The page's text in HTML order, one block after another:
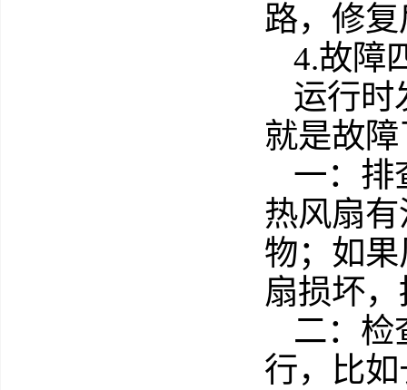
路，修
4.故障
运行时
就是故
一：排
热风扇
物；如
扇损坏
二：检
行，比